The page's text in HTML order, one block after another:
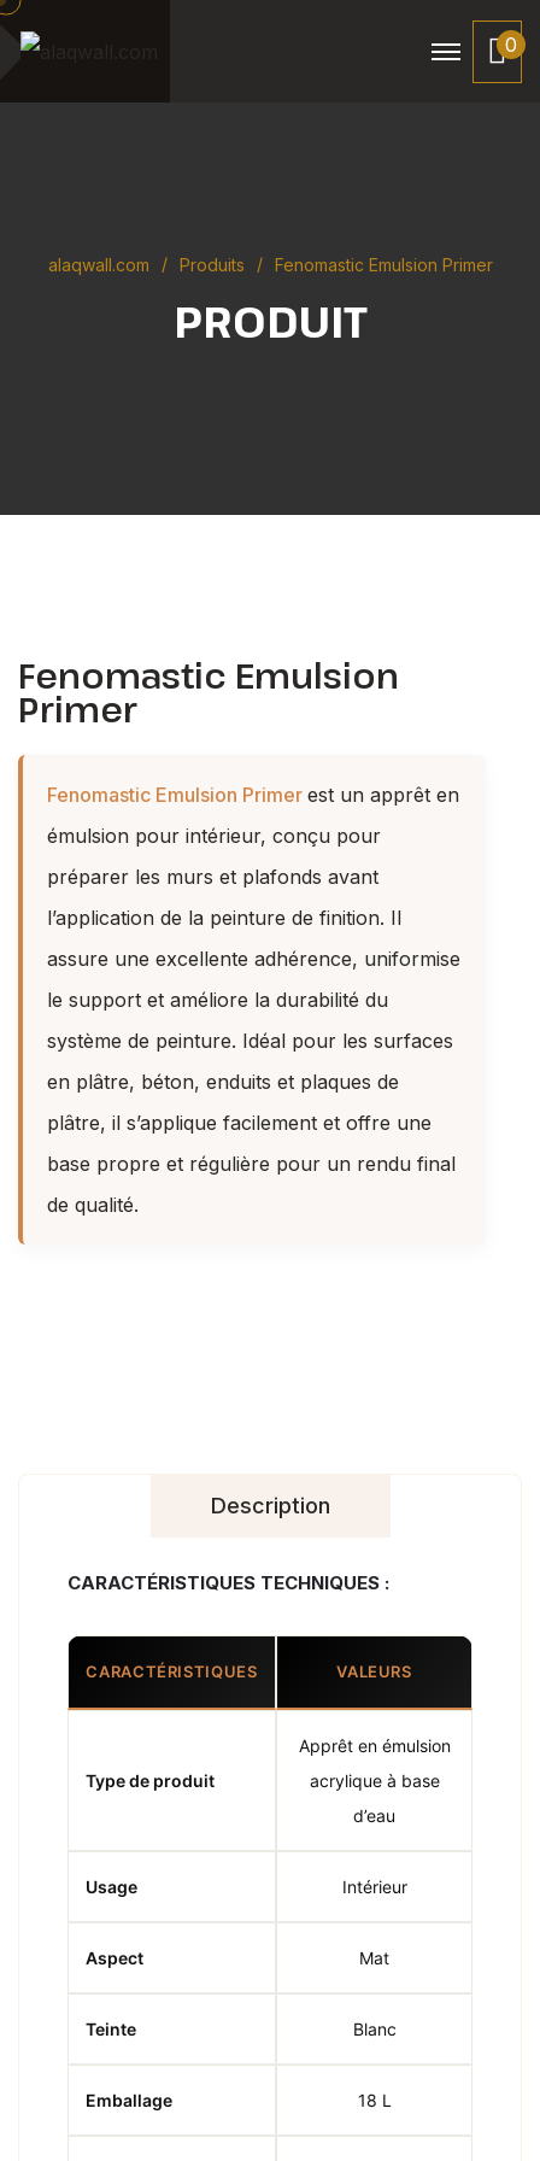
0
alaqwall.com Produits Fenomastic Emulsion Primer
PRODUIT
Fenomastic Emulsion
Primer
Fenomastic Emulsion Primer est un apprêt en
émulsion pour intérieur, conçu pour
préparer les murs et plafonds avant
l’application de la peinture de finition. Il
assure une excellente adhérence, uniformise
le support et améliore la durabilité du
système de peinture. Idéal pour les surfaces
en plâtre, béton, enduits et plaques de
plâtre, il s’applique facilement et offre une
base propre et régulière pour un rendu final
de qualité.
Description
CARACTÉRISTIQUES TECHNIQUES :
CARACTÉRISTIQUES VALEURS
Type de produit
Apprêt en émulsion
acrylique à base
d’eau
Usage Intérieur
Aspect Mat
Teinte Blanc
Emballage 18 L